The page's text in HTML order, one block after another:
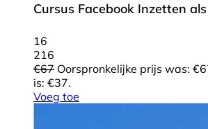
Cursus Facebook Inzetten
16
216
€67 Oorspronkelijke prijs was:
is: €37.
Voeg toe